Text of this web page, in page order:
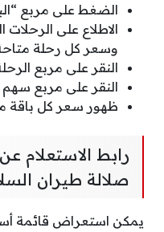
الضغط على مربع
الاطلاع على الرحلات
وسعر كل رحلة
النقر على مربع
النقر على مربع سهم
ظهور سعر كل باقة
رابط الاستعلام
صلالة طيران
يمكن استعراض قائمة